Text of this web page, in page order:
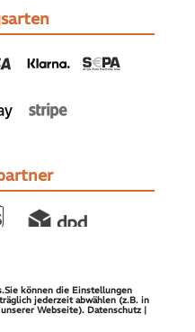
können die Einstellungen
jederzeit abwählen (z.B. in
Webseite). Datenschutz |